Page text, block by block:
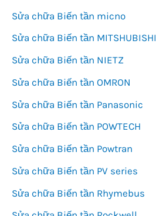
Sửa chữa Biến tần micno
Sửa chữa Biến tần MITSHUBISHI
Sửa chữa Biến tần NIETZ
Sửa chữa Biến tần OMRON
Sửa chữa Biến tần Panasonic
Sửa chữa Biến tần POWTECH
Sửa chữa Biến tần Powtran
Sửa chữa Biến tần PV series
Sửa chữa Biến tần Rhymebus